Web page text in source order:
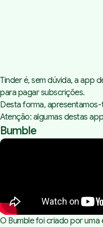
Tinder é, sem dúvida, a app
para pagar subscrições.
Desta forma,
Atenção: algumas destas
Bumble
O Bumble foi criado por